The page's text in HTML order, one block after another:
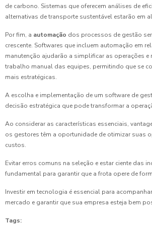
de carbono. Sistemas que oferecem análises de
alternativas de transporte sustentável estarão em
Por fim, a automação dos processos de gestão
crescente. Softwares que incluem automação em
manutenção ajudarão a simplificar as operações e
trabalho manual das equipes, permitindo que se
mais estratégicas.
A escolha e implementação de um software de
decisão estratégica que pode transformar a
Ao considerar as características essenciais,
os gestores têm a oportunidade de otimizar suas
custos.
Evitar erros comuns na seleção e estar ciente das
fundamental para garantir que a frota opere de
Investir em tecnologia é essencial para
mercado e garantir que sua empresa esteja bem
Tags: